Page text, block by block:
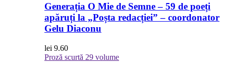
Generația O Mie de Semne – 59 de poeți
apăruți la „Poșta redacției” – coordonator
Gelu Diaconu
lei 9.60
Proză scurtă 29 volume